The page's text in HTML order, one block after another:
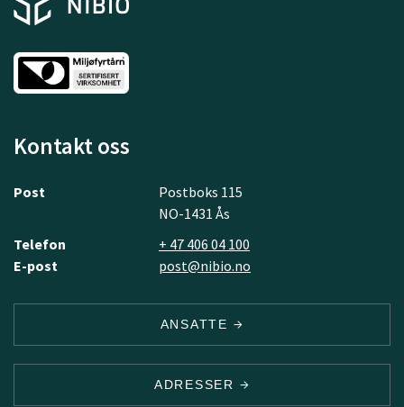
Kontakt oss
Post
Postboks 115
NO-1431 Ås
Telefon
+ 47 406 04 100
E-post
post@nibio.no
ANSATTE
ADRESSER